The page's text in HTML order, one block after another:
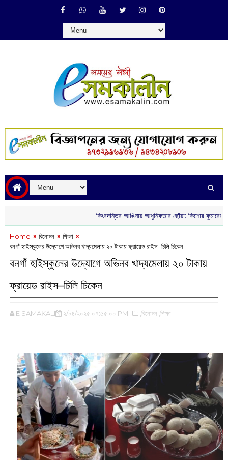
কিংবদন্তির আঙিনায় আধুনিকতার ছোঁয়া: কিশোর কুমারের ‘গৌরী
Home বিনোদন
শিক্ষা
বনগাঁ হাইস্কুলের উদ্যোগে অভিনব খাদ্যমেলায় ২০ টাকায় ফ্রায়েড রাইস–চিলি চিকেন‌
বনগাঁ হাইস্কুলের উদ্যোগে অভিনব খাদ্যমেলায় ২০ টাকায়
ফ্রায়েড রাইস–চিলি চিকেন‌
E SAMAKALIN ২/০৪/২০২৫ ০৭:৫৫:০০ PM ,বিনোদন ,শিক্ষা